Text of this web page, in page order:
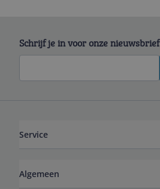
Schrijf je in voor onze nieuwsbrief
Service
Algemeen